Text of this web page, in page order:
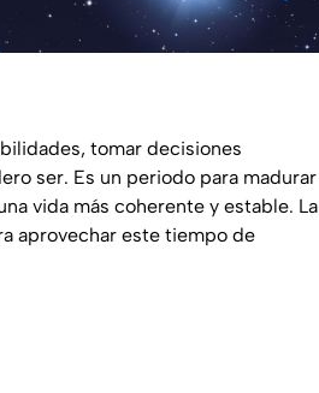
tomar decisiones
ser. Es un periodo para madurar
vida más coherente y estable. La
aprovechar este tiempo de